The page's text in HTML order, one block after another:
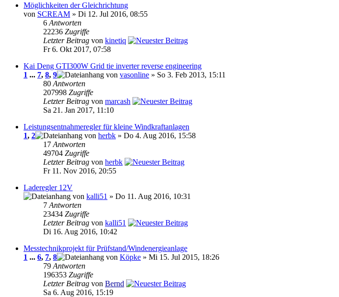
Möglichkeiten der Gleichrichtung
von SCREAM » Di 12. Jul 2016, 08:55
6 Antworten
22236 Zugriffe
Letzter Beitrag von kinetiq
Fr 6. Okt 2017, 07:58
Kai Deng GTI300W Grid tie inverter reverse engineering
1 ... 7, 8, 9 von vasonline » So 3. Feb 2013, 15:11
80 Antworten
207998 Zugriffe
Letzter Beitrag von marcash
Sa 21. Jan 2017, 11:10
Leistungsentnahmeregler für kleine Windkraftanlagen
1, 2 von herbk » Do 4. Aug 2016, 15:58
17 Antworten
49704 Zugriffe
Letzter Beitrag von herbk
Fr 11. Nov 2016, 20:55
Laderegler 12V
von kalli51 » Do 11. Aug 2016, 10:31
7 Antworten
23434 Zugriffe
Letzter Beitrag von kalli51
Di 16. Aug 2016, 10:42
Messtechnikprojekt für Prüfstand/Windenergieanlage
1 ... 6, 7, 8 von Köpke » Mi 15. Jul 2015, 18:26
79 Antworten
196353 Zugriffe
Letzter Beitrag von Bernd
Sa 6. Aug 2016, 15:19